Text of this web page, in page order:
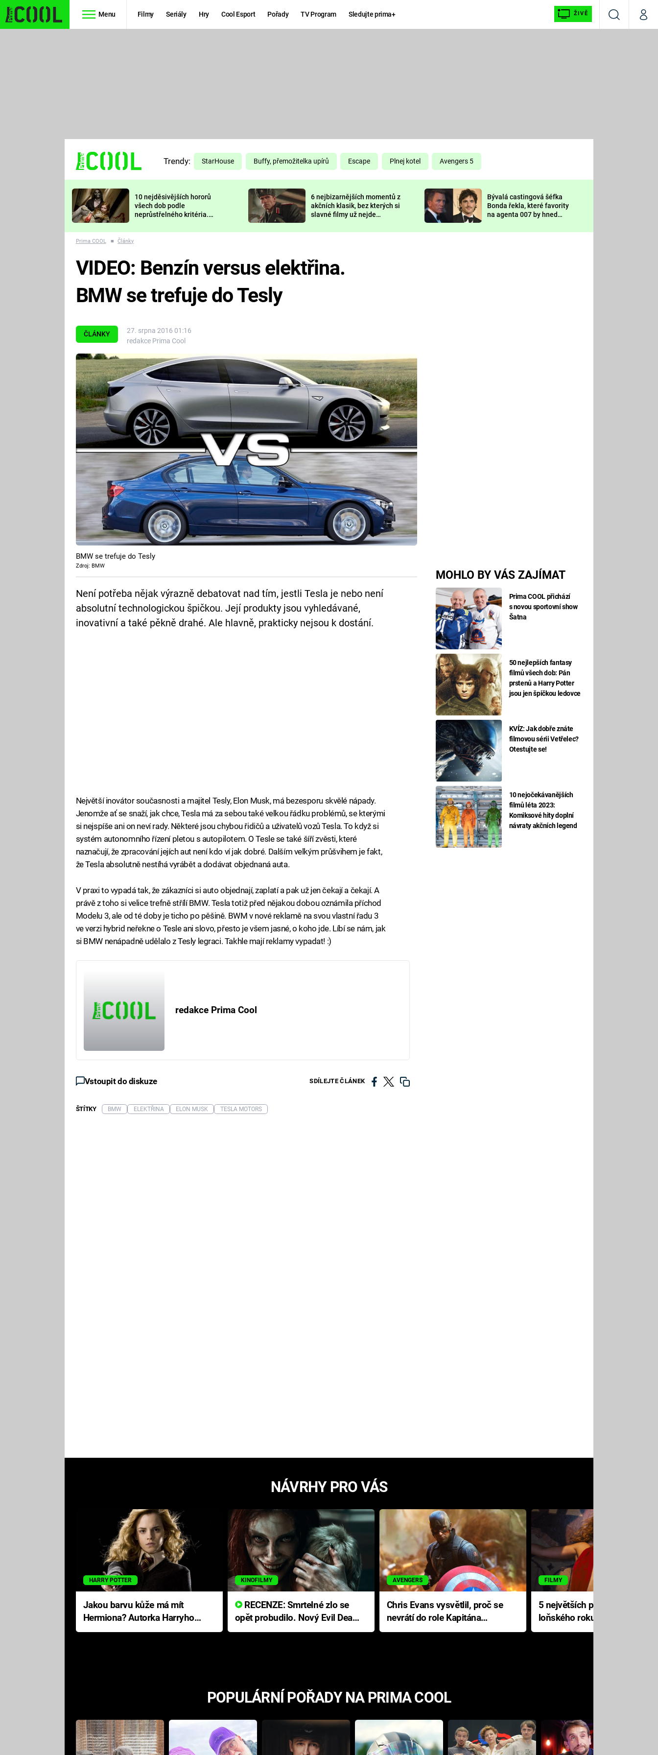
Menu Filmy Seriály Hry Cool Esport Pořady TV Program Sledujte prima+ ŽIVĚ
VyhledáváníMůj
TŘESKU
FUTURAMA
PREDÁTOR
DELIVERANCE
KOMEDIE
CHUCK
NORRIS
DEADPOOL
Prima LAJK
Sledujte nás
Trendy: StarHouse Buffy, přemožitelka upírů Escape Plnej kotel Avengers 5
10 nejděsivějších hororů
všech dob podle
neprůstřelného kritéria.
nejvíc zvednou tep?
6 nejbizarnějších momentů z
akčních klasik, bez kterých si
slavné filmy už nejde
Bývalá castingová šéfka
Bonda řekla, které favority
na agenta 007 by hned
Prima COOL ■ Články
ČLÁNKY
27. srpna 2016 01:16
redakce Prima Cool
MOHLO BY VÁS ZAJÍMAT
Prima COOL přichází
s novou sportovní show
Šatna
50 nejlepších fantasy
filmů všech dob: Pán
prstenů a Harry Potter
jsou jen špičkou ledovce
KVÍZ: Jak dobře znáte
filmovou sérii Vetřelec?
Otestujte se!
10 nejočekávanějších
filmů léta 2023:
Komiksové hity doplní
návraty akčních legend
VIDEO: Benzín versus elektřina.
BMW se trefuje do Tesly
BMW se trefuje do Tesly
Zdroj: BMW
Není potřeba nějak výrazně debatovat nad tím, jestli Tesla je nebo není
absolutní technologickou špičkou. Její produkty jsou vyhledávané,
inovativní a také pěkně drahé. Ale hlavně, prakticky nejsou k dostání.
Největší inovátor současnosti a majitel Tesly, Elon Musk, má bezesporu skvělé nápady.
Jenomže ať se snaží, jak chce, Tesla má za sebou také velkou řádku problémů, se kterými
si nejspíše ani on neví rady. Některé jsou chybou řidičů a uživatelů vozů Tesla. To když si
systém autonomního řízení pletou s autopilotem. O Tesle se také šíří zvěsti, které
naznačují, že zpracování jejích aut není kdo ví jak dobré. Dalším velkým průšvihem je fakt,
že Tesla absolutně nestíhá vyrábět a dodávat objednaná auta.
V praxi to vypadá tak, že zákazníci si auto objednají, zaplatí a pak už jen čekají a čekají. A
právě z toho si velice trefně střílí BMW. Tesla totiž před nějakou dobou oznámila příchod
Modelu 3, ale od té doby je ticho po pěšině. BWM v nové reklamě na svou vlastní řadu 3
ve verzi hybrid neřekne o Tesle ani slovo, přesto je všem jasné, o koho jde. Líbí se nám, jak
si BMW nenápadně udělalo z Tesly legraci. Takhle mají reklamy vypadat! :)
redakce Prima Cool
Vstoupit do diskuze SDÍLEJTE ČLÁNEK
ŠTÍTKY BMW ELEKTŘINA ELON MUSK TESLA MOTORS
NÁVRHY PRO VÁS
HARRY POTTER
Jakou barvu kůže má mít
Hermiona? Autorka Harryho
Pottera přišla s ráznou
KINOFILMY
RECENZE: Smrtelné zlo se
opět probudilo. Nový Evil Dead
přichází s neodolatelnou
AVENGERS
Chris Evans vysvětlil, proč se
nevrátí do role Kapitána
Ameriky
FILMY
5 největších propadáků
loňského roku: Disney na
jediné katastrofě prodělal 200
POPULÁRNÍ POŘADY NA PRIMA COOL